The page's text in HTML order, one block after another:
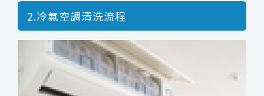
2.冷氣空調清洗流程